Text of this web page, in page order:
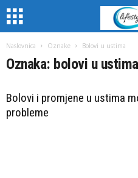
Naslovnica Oznake Bolovi u ustima
Oznaka: bolovi u ustima
Bolovi i promjene u ustima
probleme